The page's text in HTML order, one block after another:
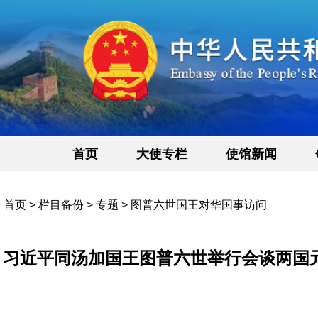
首页 大使专栏 使馆新闻
首页 > 栏目备份 > 专题 > 图普六世国王对华国事访问
习近平同汤加国王图普六世举行会谈两